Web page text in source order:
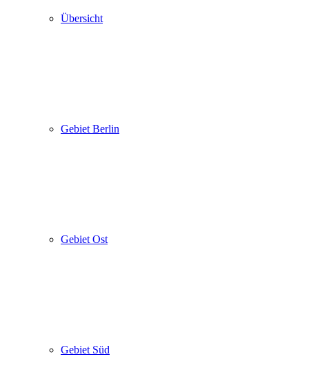
Übersicht
Gebiet Berlin
Gebiet Ost
Gebiet Süd